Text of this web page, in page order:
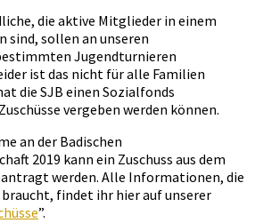
die aktive Mitglieder in einem
sind, sollen an unseren
Jugendturnieren
ist das nicht für alle Familien
die SJB einen Sozialfonds
vergeben werden können.
an der Badischen
2019 kann ein Zuschuss aus dem
werden. Alle Informationen, die
findet ihr hier auf unserer
”.